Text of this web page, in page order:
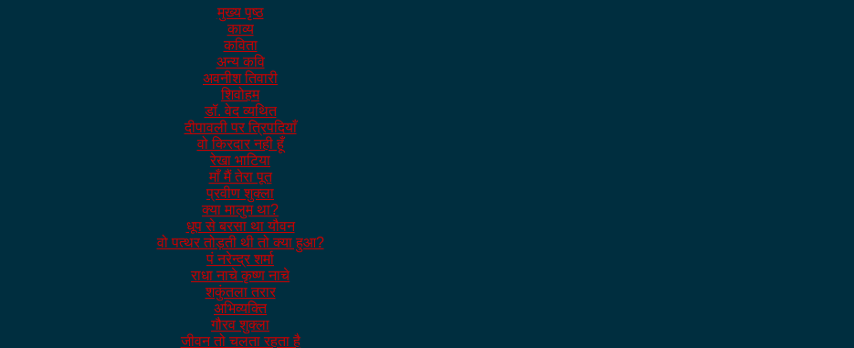
मुख्य पृष्ठ
काव्य
कविता
अन्य कवि
अवनीश तिवारी
शिवोहम
डॉ. वेद व्यथित
दीपावली पर त्रिपदियाँ
वो किरदार नही हूँ
रेखा भाटिया
माँ मैं तेरा पूत
प्रवीण शुक्ला
क्या मालुम था?
धूप से बरसा था यौवन
वो पत्थर तोड़ती थी तो क्या हुआ?
पं नरेन्द्र शर्मा
राधा नाचे कृष्ण नाचे
शकुंतला तरार
अभिव्यक्ति
गौरव शुक्ला
जीवन तो चलता रहता है